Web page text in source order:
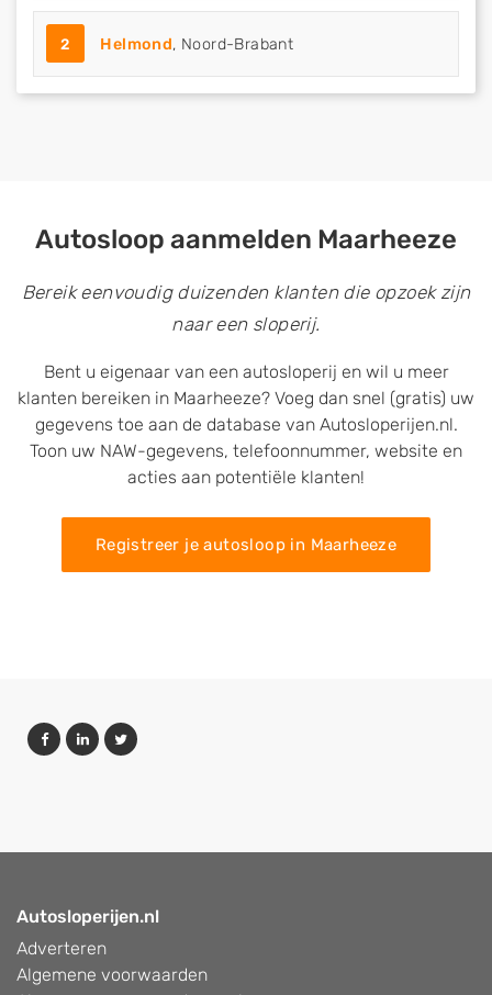
2 Helmond, Noord-Brabant
Autosloop aanmelden Maarheeze
Bereik eenvoudig duizenden klanten die opzoek zijn
naar een sloperij.
Bent u eigenaar van een autosloperij en wil u meer
klanten bereiken in Maarheeze? Voeg dan snel (gratis) uw
gegevens toe aan de database van Autosloperijen.nl.
Toon uw NAW-gegevens, telefoonnummer, website en
acties aan potentiële klanten!
Registreer je autosloop in Maarheeze
Autosloperijen.nl
Adverteren
Algemene voorwaarden